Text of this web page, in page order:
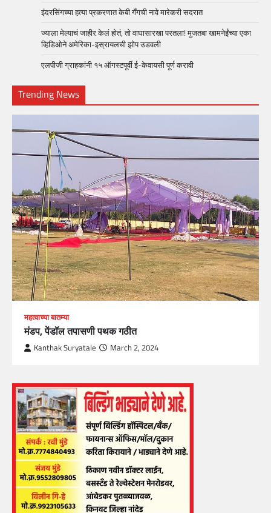
इंदरसिंगच्या हत्या प्रकरणात केबी गँगची नावे मारेकरी सदरात
ज्याला मेल्याचं जाहीर केलं होतं, तो वाघासारखा परतला! मुजतबा खामनेईंच्या एका
व्हिडिओने अमेरिका-इस्रायलची झोप उडवली
एलपीजी ग्राहकांनी १५ ऑगस्टपूर्वी ई-केवायसी पूर्ण करावी
Trending News
महत्वाच्या बातम्या
मंडप, पेंडॉल तपासणी पथक गठीत
Kanthak Suryatale March 2, 2024